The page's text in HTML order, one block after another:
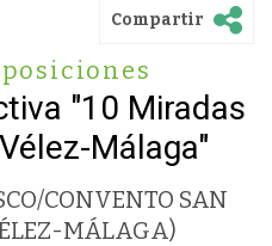
Compartir
"10 Miradas
Málaga"
CONVENTO SAN
MÁLAGA)